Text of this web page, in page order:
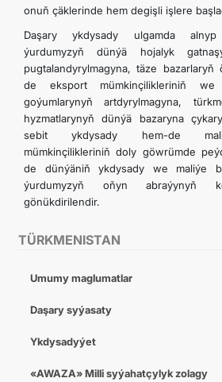
TÜRKMENISTAN
Umumy maglumatlar
Daşary syýasaty
Ykdysadyýet
«AWAZA» Milli syýahatçylyk zolagy
onuň çäklerinde hem degişli işlere
Daşary ykdysady ulgamda
ýurdumyzyň dünýä hojalyk
pugtalandyrylmagyna, täze bazarlaryň
de eksport mümkinçilikleriniň
goýumlarynyň artdyrylmagyna,
hyzmatlarynyň dünýä bazaryna
sebit ykdysady hem-de
mümkinçilikleriniň doly göwrümde
de dünýäniň ykdysady we maliýe
ýurdumyzyň oňyn abraýynyň
gönükdirilendir.